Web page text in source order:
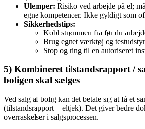
Ulemper: Risiko ved arbejde på el;
egne kompetencer. Ikke gyldigt som
Sikkerhedstips:
Kobl strømmen fra før du
Brug egnet værktøj og testudstyr
Stop og ring til en autoriseret
5) Kombineret tilstandsrapport /
boligen skal sælges
Ved salg af bolig kan det betale sig at få et
(tilstandsrapport + eltjek). Det giver bedre
overraskelser i salgsprocessen.